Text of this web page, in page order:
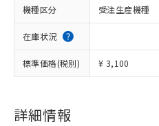
機種区分 受注生産機種
在庫状況
標準価格(税別) ¥ 3,100
詳細情報